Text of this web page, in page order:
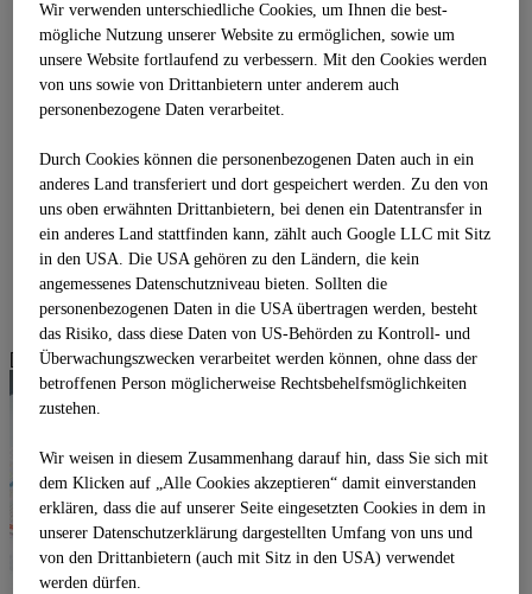
Erd- und Grundbau
Flächenrecycling
INNOVATIONSPROJEKTE
DOWNLOADS
DE
CZ
EN
HR
HU
PL
SK
[object HTMLDivElement]
Wir verwenden unterschiedliche Cookies, um Ihnen die best­
mögliche Nutzung unserer Website zu ermöglichen, sowie um
unsere Website fortlaufend zu verbessern. Mit den Cookies werden
von uns sowie von Drittanbietern unter anderem auch
personenbezogene Daten verarbeitet.
Durch Cookies können die personenbezogenen Daten auch in ein
anderes Land transferiert und dort gespeichert werden. Zu den von
uns oben erwähnten Drittanbietern, bei denen ein Datentransfer in
ein anderes Land stattfinden kann, zählt auch Google LLC mit Sitz
in den USA. Die USA gehören zu den Ländern, die kein
angemessenes Datenschutzniveau bieten. Sollten die
personenbezogenen Daten in die USA übertragen werden, besteht
das Risiko, dass diese Daten von US-Behörden zu Kontroll- und
Überwachungszwecken verarbeitet werden können, ohne dass der
betroffenen Person möglicherweise Rechtsbehelfsmöglichkeiten
zustehen.
Wir weisen in diesem Zusammenhang darauf hin, dass Sie sich mit
dem Klicken auf „Alle Cookies akzeptieren“ damit ein­ver­standen
erklären, dass die auf unserer Seite eingesetzten Cookies in dem in
unserer Datenschutzerklärung dargestellten Umfang von uns und
von den Drittanbietern (auch mit Sitz in den USA) verwendet
werden dürfen.